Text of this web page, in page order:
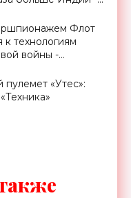
Флот
технологиям
войны -
«Утес»: